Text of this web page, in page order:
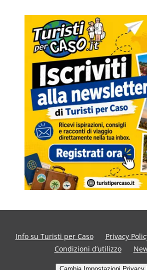
Info su Turisti per Caso Privacy
Condizioni d’utilizzo